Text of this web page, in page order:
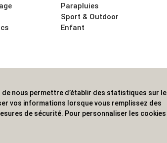
Parapluies
Sport & Outdoor
Enfant
nationale, une couverture internationale.
nous permettre d’établir des statistiques sur le
vos informations lorsque vous remplissez des
de sécurité. Pour personnaliser les cookies